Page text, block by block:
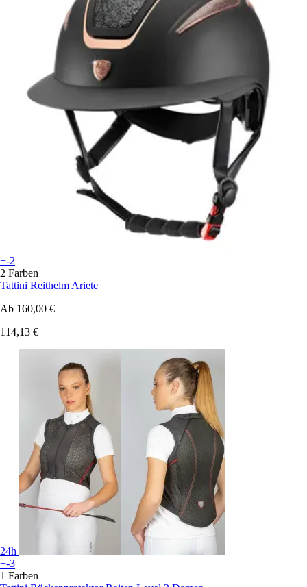
+-2
2 Farben
Tattini Reithelm Ariete
Ab 160,00 €
114,13 €
24h
+-3
1 Farben